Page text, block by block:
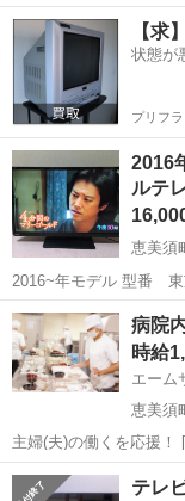
ろ、赤点滅だったので
チブラビアKJ-
ころ、モニターか...
大阪 大阪市 恵
【求
状態が
プリフラ
2016
ルテ
恵美須
2016~年モデル 型番 東芝レグザ 32S10 BK 地上
ハイビジョン、チュー
カード アンテナケーブ
大阪 大阪市 恵
病院
時給
エーム
恵美須
主婦(夫)の働くを応援！ [勤務日数]： 週2日~ 18:00~20:00 [勤務地・最
寄駅]： 大阪府大阪市浪
大阪 大阪市 恵
テレ